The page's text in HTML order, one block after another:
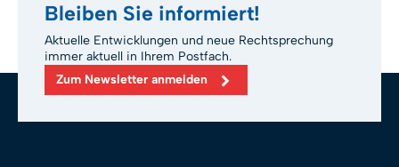
Bleiben Sie informiert!
Aktuelle Entwicklungen und neue Rechtsprechung
immer aktuell in Ihrem Postfach.
Zum Newsletter anmelden